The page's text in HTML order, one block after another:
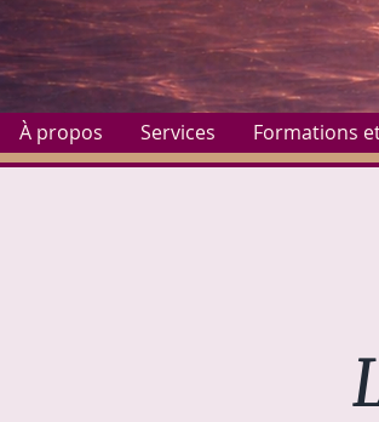
À propos Services Formations